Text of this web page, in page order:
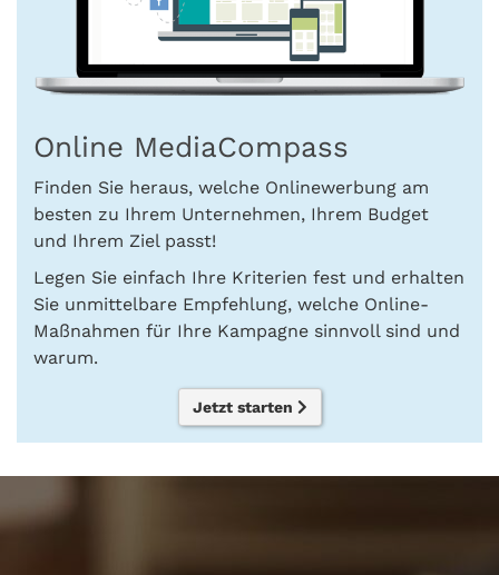
Online MediaCompass
Finden Sie heraus, welche Onlinewerbung am
besten zu Ihrem Unternehmen, Ihrem Budget
und Ihrem Ziel passt!
Legen Sie einfach Ihre Kriterien fest und erhalten
Sie unmittelbare Empfehlung, welche Online-
Maßnahmen für Ihre Kampagne sinnvoll sind und
warum.
Jetzt starten